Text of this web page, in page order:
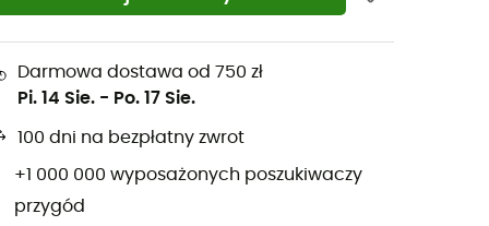
Darmowa dostawa od 750 zł
Pi. 14 Sie. - Po. 17 Sie.
100 dni na bezpłatny zwrot
+1 000 000 wyposażonych poszukiwaczy
przygód